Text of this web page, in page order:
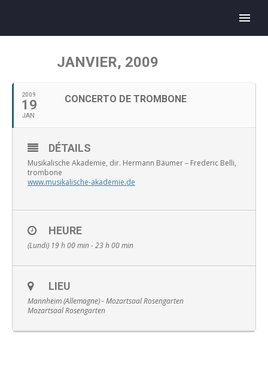
JANVIER, 2009
2009
19
JAN
CONCERTO DE TROMBONE
DÉTAILS
Musikalische Akademie, dir. Hermann Bäumer – Frederic Belli,
trombone
www.musikalische-akademie.de
HEURE
(Lundi) 19 h 00 min - 23 h 00 min
LIEU
Mannheim (Allemagne) - Mozartsaal Rosengarten
Mozartsaal Rosengarten